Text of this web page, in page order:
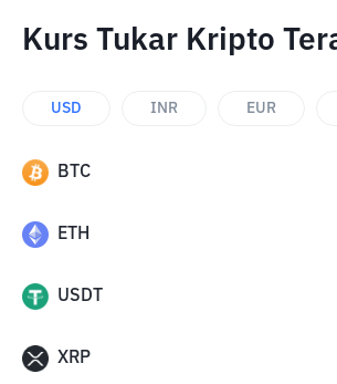
Kurs Tukar Kripto
USD INR EUR
BTC
ETH
USDT
XRP